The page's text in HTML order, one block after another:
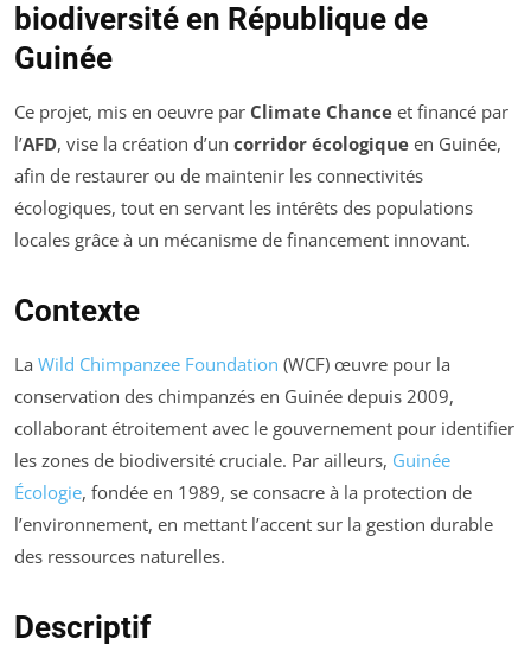
biodiversité en République de
Guinée
Ce projet, mis en oeuvre par Climate Chance et financé par
l’AFD, vise la création d’un corridor écologique en Guinée,
afin de restaurer ou de maintenir les connectivités
écologiques, tout en servant les intérêts des populations
locales grâce à un mécanisme de financement innovant.
Contexte
La Wild Chimpanzee Foundation (WCF) œuvre pour la
conservation des chimpanzés en Guinée depuis 2009,
collaborant étroitement avec le gouvernement pour identifier
les zones de biodiversité cruciale. Par ailleurs, Guinée
Écologie, fondée en 1989, se consacre à la protection de
l’environnement, en mettant l’accent sur la gestion durable
des ressources naturelles.
Descriptif